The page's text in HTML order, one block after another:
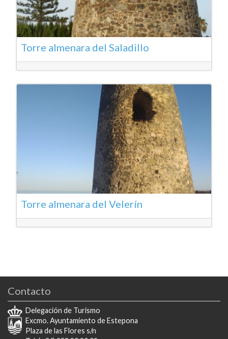
Torre almenara del Saladillo
Torre almenara del Velerín
Contacto
Delegación de Turismo
Excmo. Ayuntamiento de Estepona
Plaza de las Flores s/n